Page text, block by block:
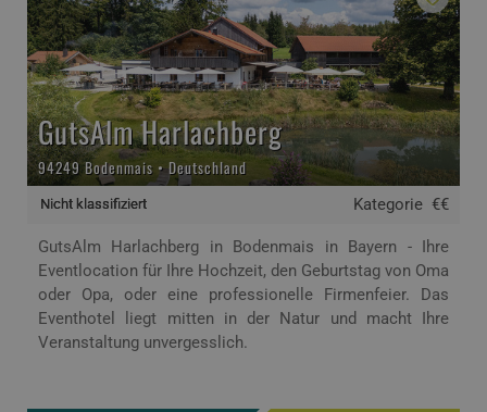
Nicht klassifiziert
GutsAlm Harlachberg
94249 Bodenmais • Deutschland
Kategorie €€
GutsAlm Harlachberg in Bodenmais in Bayern - Ihre
Eventlocation für Ihre Hochzeit, den Geburtstag von Oma
oder Opa, oder eine professionelle Firmenfeier. Das
Eventhotel liegt mitten in der Natur und macht Ihre
Veranstaltung unvergesslich.